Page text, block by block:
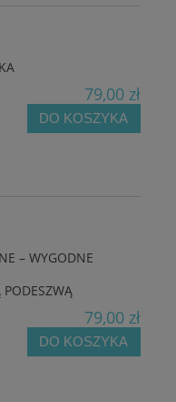
79,00 zł
DO KOSZYKA
– WYGODNE
79,00 zł
DO KOSZYKA